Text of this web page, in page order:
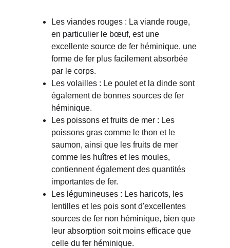
Les viandes rouges : La viande rouge,
en particulier le bœuf, est une
excellente source de fer héminique, une
forme de fer plus facilement absorbée
par le corps.
Les volailles : Le poulet et la dinde sont
également de bonnes sources de fer
héminique.
Les poissons et fruits de mer : Les
poissons gras comme le thon et le
saumon, ainsi que les fruits de mer
comme les huîtres et les moules,
contiennent également des quantités
importantes de fer.
Les légumineuses : Les haricots, les
lentilles et les pois sont d'excellentes
sources de fer non héminique, bien que
leur absorption soit moins efficace que
celle du fer héminique.